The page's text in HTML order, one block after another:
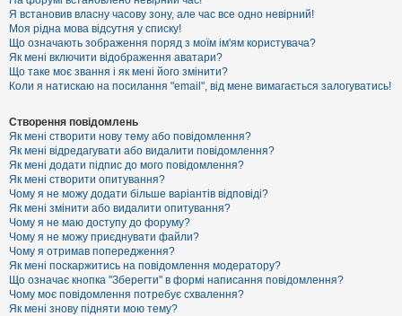
в
і
д
п
о
в
і
е
й
А
к
т
и
в
н
і
т
е
м
и
Я встановив власну часову зону, але час все одно невірний!
Моя рідна мова відсутня у списку!
Що означають зображення поряд з моїм ім'ям користувача?
Як мені включити відображення аватари?
Що таке моє звання і як мені його змінити?
Коли я натискаю на посилання "email", від мене вимагається залогуватись!
Створення повідомлень
Як мені створити нову тему або повідомлення?
Як мені відредагувати або видалити повідомлення?
Як мені додати підпис до мого повідомлення?
Як мені створити опитування?
Чому я не можу додати більше варіантів відповіді?
Як мені змінити або видалити опитування?
Чому я не маю доступу до форуму?
Чому я не можу приєднувати файли?
Чому я отримав попередження?
Як мені поскаржитись на повідомлення модератору?
Що означає кнопка "Зберегти" в формі написання повідомлення?
Чому моє повідомлення потребує схвалення?
Як мені знову підняти мою тему?